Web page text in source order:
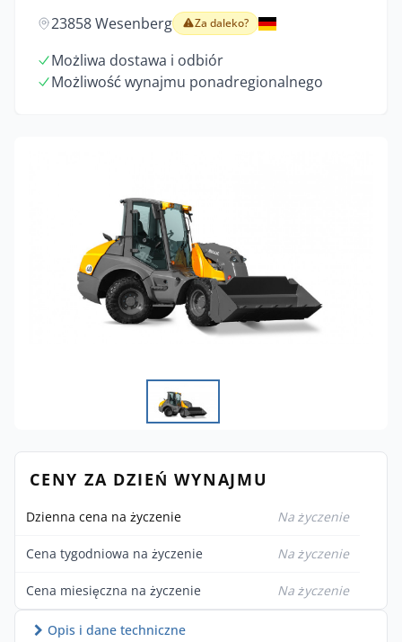
23858 Wesenberg Za daleko?
Możliwa dostawa i odbiór
Możliwość wynajmu ponadregionalnego
CENY ZA DZIEŃ WYNAJMU
Dzienna cena na życzenie Na życzenie
Cena tygodniowa na życzenie Na życzenie
Cena miesięczna na życzenie Na życzenie
Opis i dane techniczne